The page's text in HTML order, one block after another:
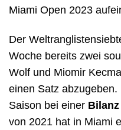
Miami Open 2023
Der
Woche bereits zwei
Wolf und Miomir
einen Satz
Saison bei einer
von 2021 hat in Miami